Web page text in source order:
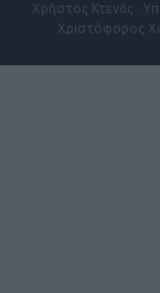
Χρήστος Κτενάς ·
Χριστόφορος